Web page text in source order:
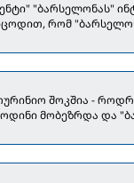
"ბარსელონას"
რომ
შოკშია -
მობეზრდა და